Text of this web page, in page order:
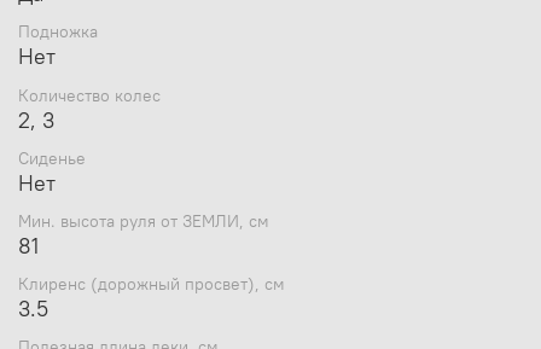
Подножка
Нет
Количество колес
2, 3
Сиденье
Нет
Мин. высота руля от ЗЕМЛИ, см
81
Клиренс (дорожный просвет), см
3.5